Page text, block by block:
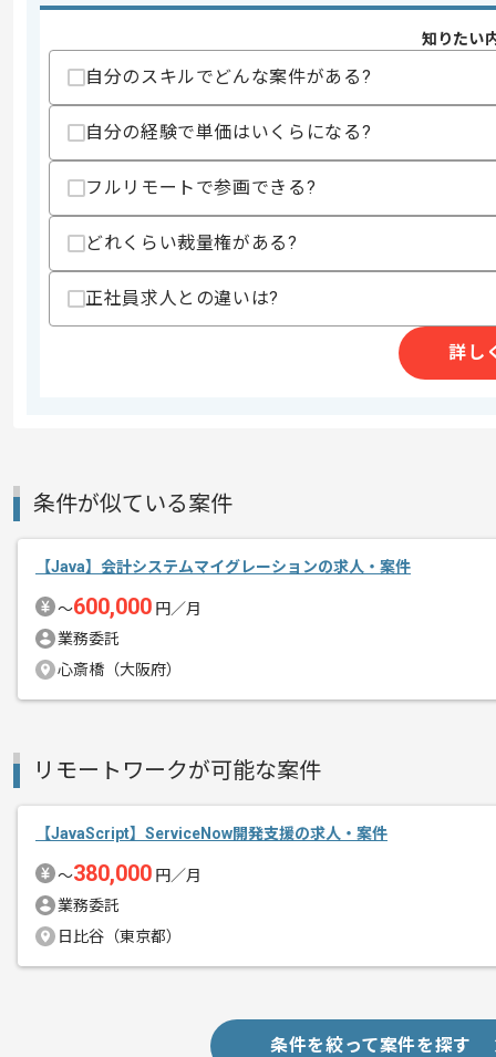
・サーバー運用保守経験、 脆弱性対応
・Webアプリケーション開発 または 改
・HTML 、CSS 、JavaScript、PHP、
・ データベースの操作経験
歓迎スキル
・AIを活用してのプログラミング改修経
・IOTシステム、AWS環境の運用経験
エージェントからのコ
清掃用品や施設用品、家庭日用品等の
サーバー改修案件に携わっていただきま
知りたい
自分のスキルでどんな案件がある?
自分の経験で単価はいくらになる?
フルリモートで参画できる?
どれくらい裁量権がある?
正社員求人との違いは?
詳し
条件が似ている案件
【Java】会計システムマイグレーションの求人・案件
〜600,000 円／月
業務委託
心斎橋（大阪府）
リモートワークが可能な案件
【JavaScript】ServiceNow開発支援の求人・案件
〜380,000 円／月
業務委託
日比谷（東京都）
条件を絞って案件を探す